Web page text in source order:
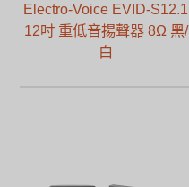
Electro-Voice EVID-S12.1
12吋 重低音揚聲器 8Ω 黑/
白